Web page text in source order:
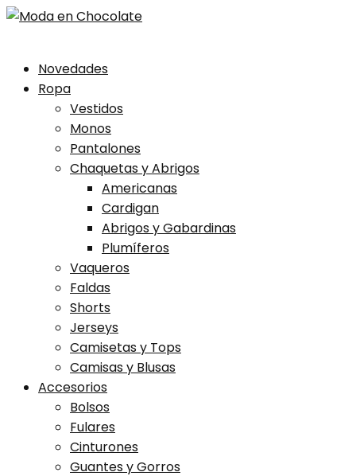
Skip
content
Novedades
Ropa
Vestidos
Monos
Pantalones
Chaquetas y Abrigos
Americanas
Cardigan
Abrigos y Gabardinas
Plumíferos
Vaqueros
Faldas
Shorts
Jerseys
Camisetas y Tops
Camisas y Blusas
Accesorios
Bolsos
Fulares
Cinturones
Guantes y Gorros